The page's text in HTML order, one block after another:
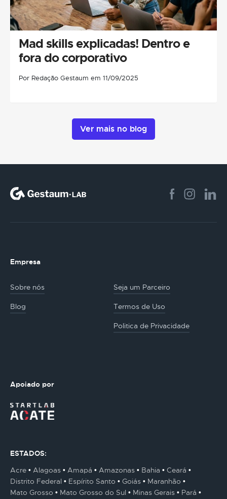
Mad skills explicadas! Dentro e
fora do corporativo
Por Redação Gestaum em 11/09/2025
Ver mais no blog
Empresa
Sobre nós Seja um Parceiro
Blog Termos de Uso
Politica de Privacidade
Apoiado por
ESTADOS:
Acre
Alagoas Amapá Amazonas Bahia
Ceará
Distrito Federal
Espírito Santo Goiás
Maranhão
Mato Grosso
Mato Grosso do Sul Minas Gerais
Pará